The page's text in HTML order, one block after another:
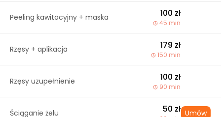
Peeling kawitacyjny + maska 100 zł
45 min
Rzęsy + aplikacja 179 zł
150 min
Rzęsy uzupełnienie 100 zł
90 min
Ściąganie żelu 50 zł Umów